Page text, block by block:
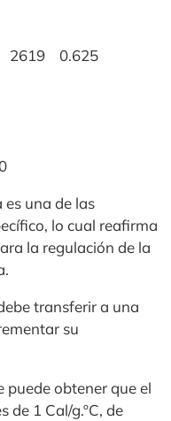
2619 0.625
es una de las
lo cual reafirma
la regulación de la
transferir a una
su
puede obtener que el
de 1 Cal/g.ºC, de